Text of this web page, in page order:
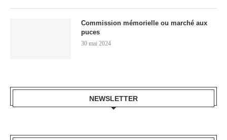
Commission mémorielle ou marché aux
puces
30 mai 2024
NEWSLETTER